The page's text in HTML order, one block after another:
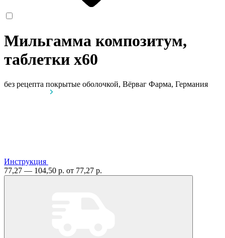
Мильгамма композитум,
таблетки x60
без рецепта покрытые оболочкой, Вёрваг Фарма, Германия
Инструкция
77,27 — 104,50 р. от 77,27 р.